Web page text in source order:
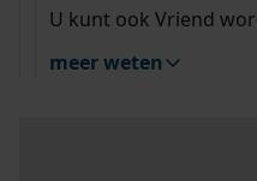
U kunt ook Vriend
meer weten